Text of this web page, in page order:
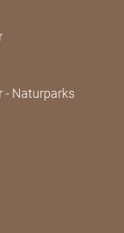
- Naturparks
Emilia-Romagna
Emilia-
Emilia-
von Cammini